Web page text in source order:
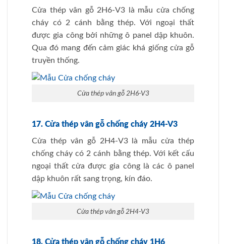
Cửa thép vân gỗ 2H6-V3 là mẫu cửa chống
cháy có 2 cánh bằng thép. Với ngoại thất
được gia công bởi những ô panel dập khuôn.
Qua đó mang đến cảm giác khá giống cửa gỗ
truyền thống.
Cửa thép vân gỗ 2H6-V3
17. Cửa thép vân gỗ chống cháy 2H4-V3
Cửa thép vân gỗ 2H4-V3 là mẫu cửa thép
chống cháy có 2 cánh bằng thép. Với kết cấu
ngoại thất cửa được gia công là các ô panel
dập khuôn rất sang trọng, kín đáo.
Cửa thép vân gỗ 2H4-V3
18. Cửa thép vân gỗ chống cháy 1H6